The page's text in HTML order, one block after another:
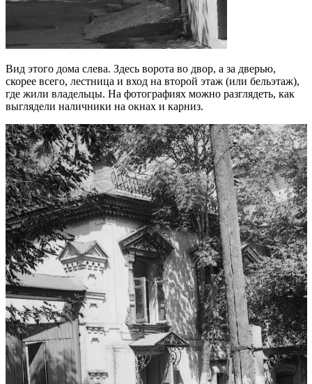
Вид этого дома слева. Здесь ворота во двор, а за дверью,
скорее всего, лестница и вход на второй этаж (или бельэтаж),
где жили владельцы. На фотографиях можно разглядеть, как
выглядели наличники на окнах и карниз.